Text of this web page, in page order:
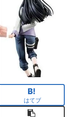
はてブ